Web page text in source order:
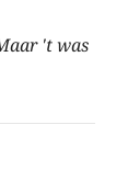
't was